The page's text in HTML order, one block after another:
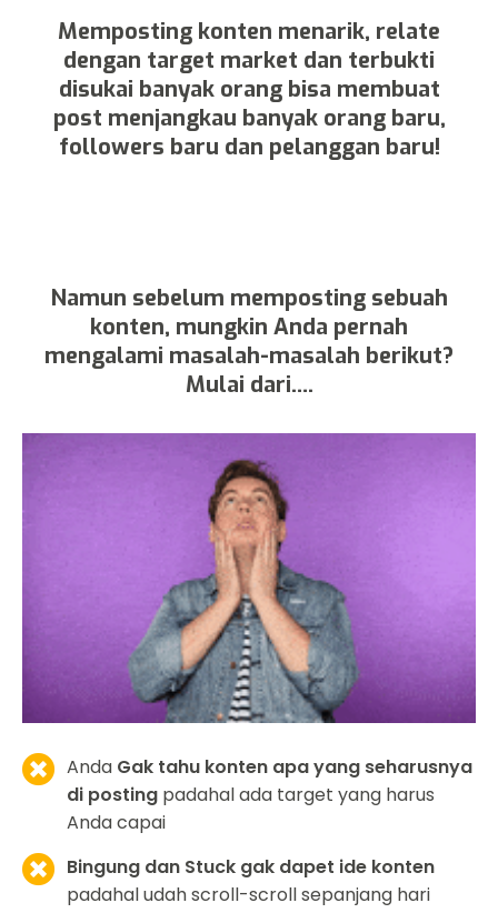
Memposting konten menarik, relate
dengan target market dan terbukti
disukai banyak orang bisa membuat
post menjangkau banyak orang baru,
followers baru dan pelanggan baru!
Namun sebelum memposting sebuah
konten, mungkin Anda pernah
mengalami masalah-masalah berikut?
Mulai dari….
Anda Gak tahu konten apa yang seharusnya
di posting padahal ada target yang harus
Anda capai
Bingung dan Stuck gak dapet ide konten
padahal udah scroll-scroll sepanjang hari